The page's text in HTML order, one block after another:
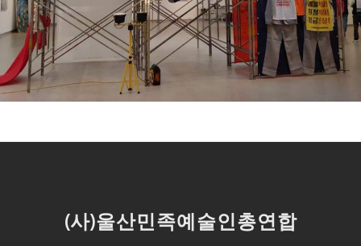
(사)울산민족예술인총연합